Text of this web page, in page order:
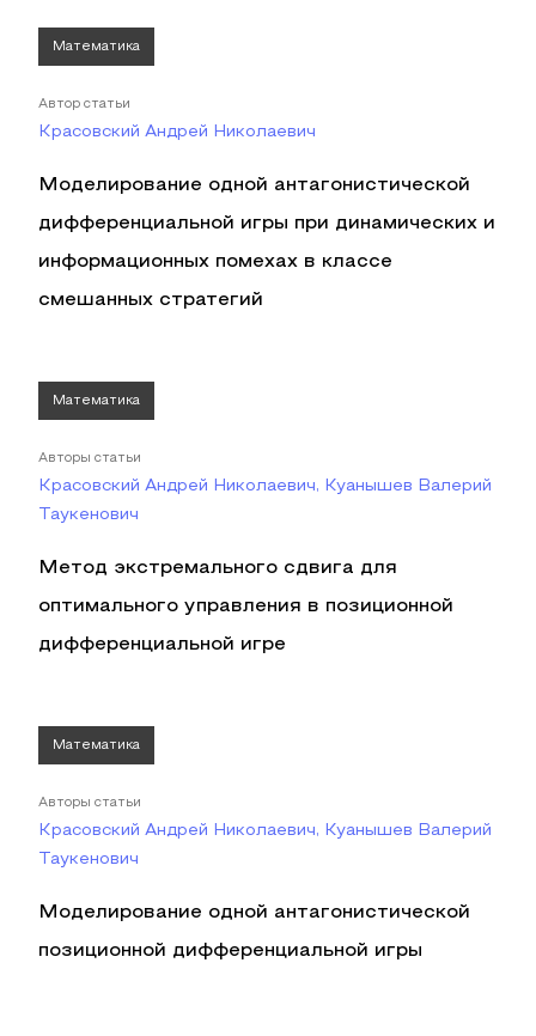
Математика
Автор статьи
Красовский Андрей Николаевич
Моделирование одной антагонистической
дифференциальной игры при динамических и
информационных помехах в классе
смешанных стратегий
Математика
Авторы статьи
Красовский Андрей Николаевич, Куанышев Валерий
Таукенович
Метод экстремального сдвига для
оптимального управления в позиционной
дифференциальной игре
Математика
Авторы статьи
Красовский Андрей Николаевич, Куанышев Валерий
Таукенович
Моделирование одной антагонистической
позиционной дифференциальной игры